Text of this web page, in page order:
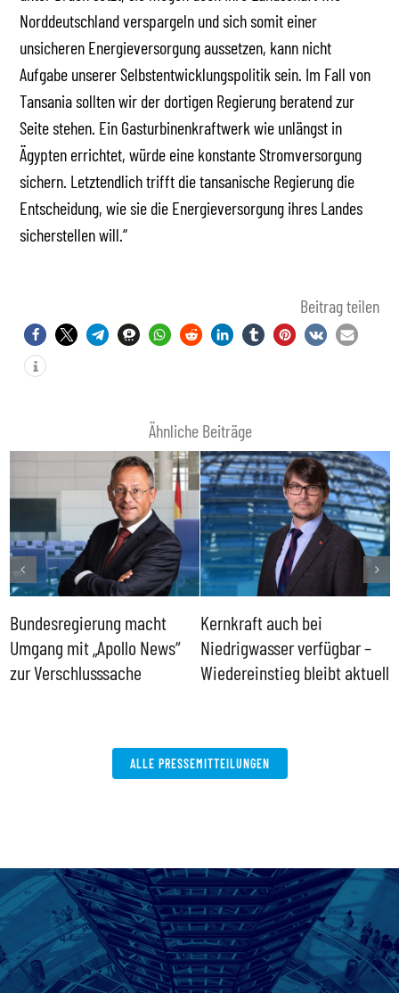
Norddeutschland verspargeln und sich somit einer
unsicheren Energieversorgung aussetzen, kann nicht
Aufgabe unserer Selbstentwicklungspolitik sein. Im Fall von
Tansania sollten wir der dortigen Regierung beratend zur
Seite stehen. Ein Gasturbinenkraftwerk wie unlängst in
Ägypten errichtet, würde eine konstante Stromversorgung
sichern. Letztendlich trifft die tansanische Regierung die
Entscheidung, wie sie die Energieversorgung ihres Landes
sicherstellen will.“
Beitrag teilen
Ähnliche Beiträge
Bundesregierung macht
Umgang mit „Apollo News“
zur Verschlusssache
Kernkraft auch bei
Niedrigwasser verfügbar –
Wiedereinstieg bleibt aktuell
ALLE PRESSEMITTEILUNGEN